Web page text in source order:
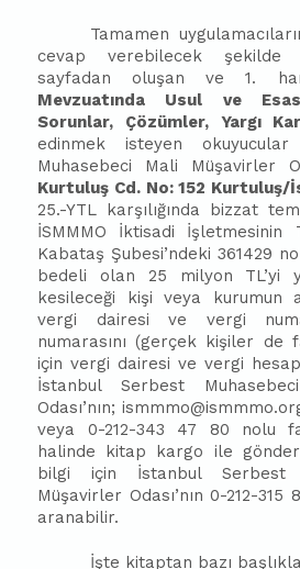
Tamamen
cevap verebilecek şekilde
sayfadan oluşan ve 1.
Mevzuatında Usul ve
Sorunlar, Çözümler, Yargı
edinmek isteyen
Muhasebeci Mali Müşavirler
Kurtuluş Cd. No: 152 Kurtuluş/
25.-YTL karşılığında bizzat t
İSMMMO İktisadi İşletmesinin
Kabataş Şubesi’ndeki 361429
bedeli olan 25 milyon TL’yi
kesileceği kişi veya kurumun
vergi dairesi ve vergi
numarasını (gerçek kişiler de
için vergi dairesi ve vergi
İstanbul Serbest
Odası’nın;
veya 0-212-343 47 80 nolu
halinde kitap kargo ile
bilgi için İstanbul Serbest
Müşavirler Odası’nın 0-212-
aranabilir.
İşte kitaptan bazı